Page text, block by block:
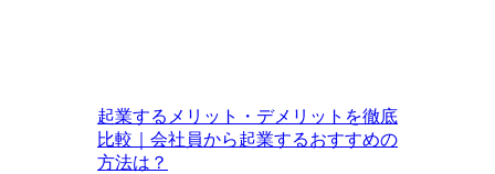
起業するメリット・デメリットを徹底
比較｜会社員から起業するおすすめの
方法は？